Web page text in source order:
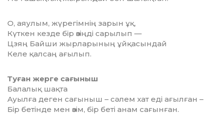
О, аяулым, жүрегімнің зарын ұқ,
Күткен кезде бір өзіңді сарылып —
Цзяң Байши жырларының ұйқасындай
Келе қалсаң ағылып.
Туған жерге сағыныш
Балалық шақта
Ауылға деген сағыныш – сәлем хат еді ағылған –
Бір бетінде мен өзім, бір беті анам сағынған.